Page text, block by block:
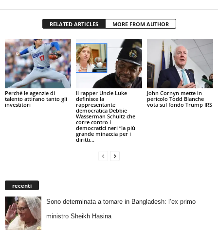
RELATED ARTICLES MORE FROM AUTHOR
Perché le agenzie di
talento attirano tanto gli
investitori
Il rapper Uncle Luke
definisce la
rappresentante
democratica Debbie
Wasserman Schultz che
corre contro i
democratici neri “la più
grande minaccia per i
diritti...
John Cornyn mette in
pericolo Todd Blanche
vota sul fondo Trump IRS
recenti
Sono determinata a tornare in Bangladesh: l’ex primo
ministro Sheikh Hasina